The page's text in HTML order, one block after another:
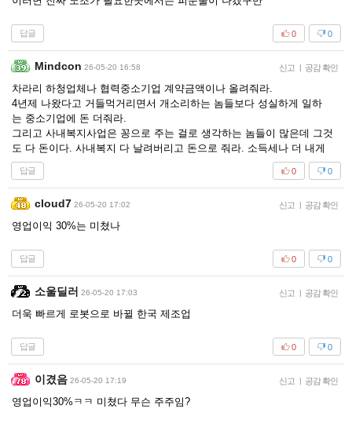
답글 0
0
Mindcon 26-05-20 16:58 신고 | 공감 확인
차라리 하청업체나 협력중소기업 계약금액이나 올려줘라.
4년제 나왔다고 거들먹거리면서 개소리하는 놈들보다 성실하게 일하
는 중소기업에 돈 더줘라.
그리고 사내복지사업은 꽁으로 주는 걸로 생각하는 놈들이 많은데 그것
도 다 돈이다. 사내복지 다 날려버리고 돈으로 줘라. 소득세나 더 내게
답글 0
0
cloud7 26-05-20 17:02 신고 | 공감 확인
영업이익 30%는 미쳤나
답글 0
0
소울딜러 26-05-20 17:03 신고 | 공감 확인
더욱 빠르게 로봇으로 바뀔 한국 제조업
답글 0
0
이겼음 26-05-20 17:19 신고 | 공감 확인
영업이익30%ㅋㅋ 미쳤다 무슨 주주임?